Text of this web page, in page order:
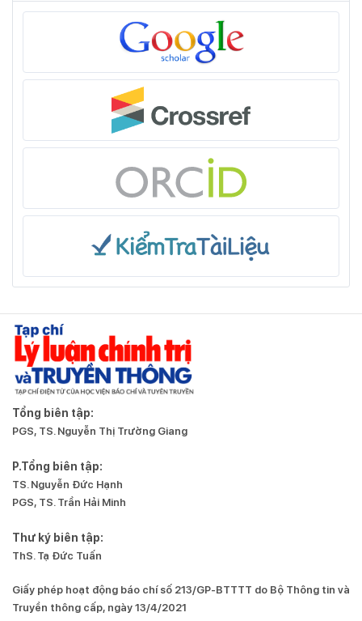
Tổng biên tập:
PGS, TS. Nguyễn Thị Trường Giang
P.Tổng biên tập:
TS. Nguyễn Đức Hạnh
PGS, TS. Trần Hải Minh
Thư ký biên tập:
ThS. Tạ Đức Tuấn
Giấy phép hoạt động báo chí số 213/GP-BTTTT do Bộ Thông tin và
Truyền thông cấp, ngày 13/4/2021